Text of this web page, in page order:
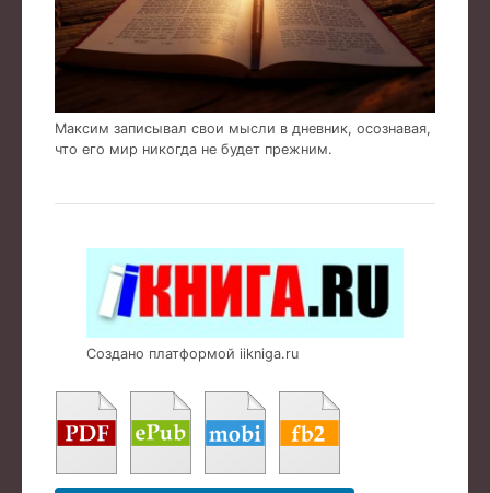
Максим записывал свои мысли в дневник, осознавая,
что его мир никогда не будет прежним.
Создано платформой iikniga.ru